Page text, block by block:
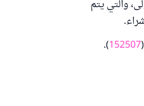
والتي يتم
152507
).